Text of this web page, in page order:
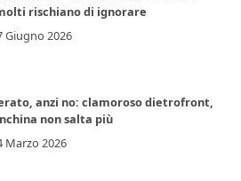
rischiano di ignorare
Giugno 2026
anzi no: clamoroso dietrofront,
non salta più
Marzo 2026